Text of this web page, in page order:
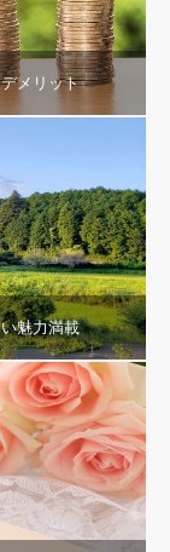
メリット
魅力満載